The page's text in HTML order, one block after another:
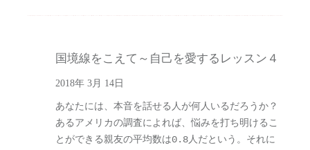
国境線をこえて～自己を愛するレッスン４
2018年 3月 14日
あなたには、本音を話せる人が何人いるだろうか？
あるアメリカの調査によれば、悩みを打ち明けるこ
とができる親友の平均数は0.8人だという。それに